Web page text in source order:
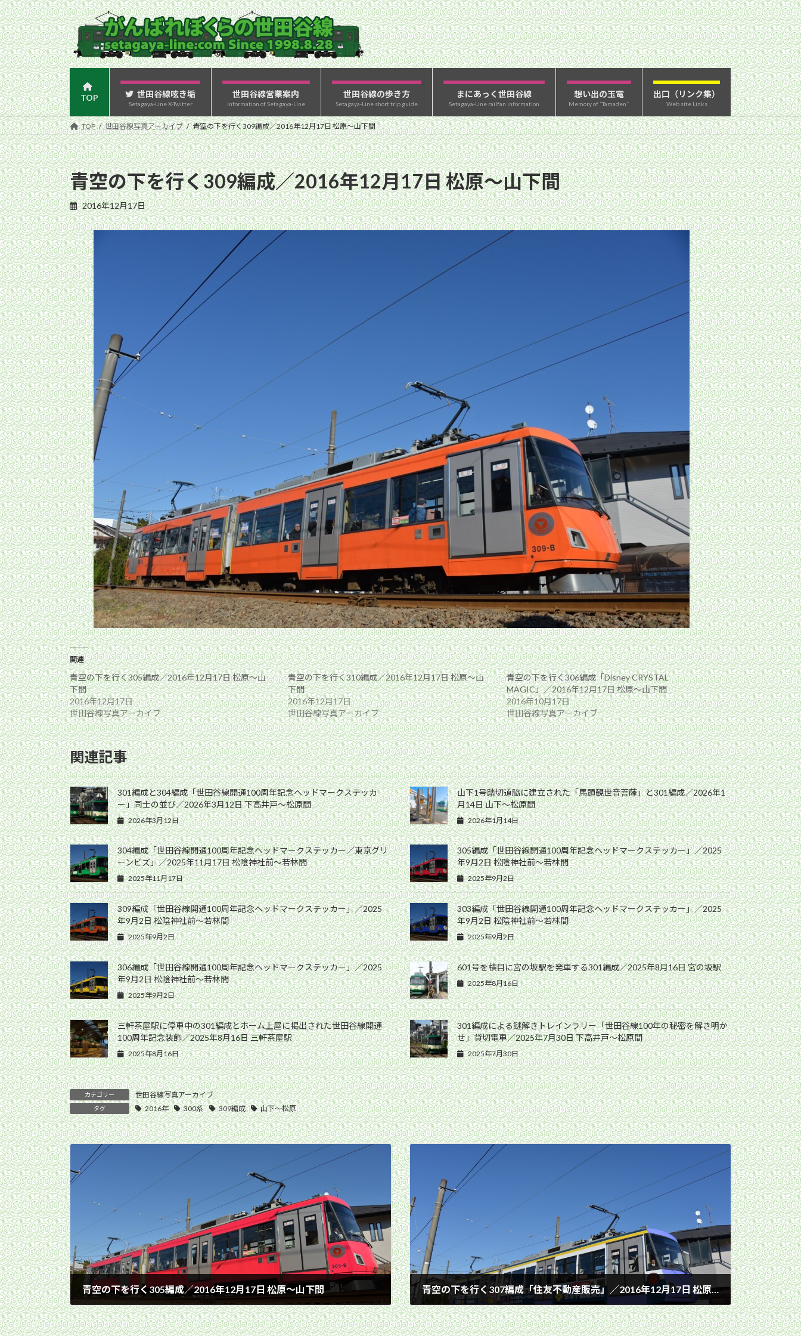
コ
ン
テ
ン
ツ
へ
ス
キ
ッ
プ
ナ
ビ
ゲ
ー
シ
ョ
ン
に
移
動
TOP 世田谷線呟き垢
Setagaya-Line X-Twitter
世田谷線営業案内
Information of Setagaya-Line
世田谷線の歩き方
Setagaya-Line short trip guide
まにあっく世田谷線
Setagaya-Line railfan information
想い出の玉電
Memory of “Tamaden”
出口（リンク集）
Web site Links
TOP 世田谷線写真アーカイブ 青空の下を行く309編成／2016年12月17日 松原〜山下間
青空の下を行く309編成／2016年12月17日 松原〜山下間
2016年12月17日
関連
青空の下を行く305編成／2016年12月17日 松原〜山
下間
2016年12月17日
世田谷線写真アーカイブ
青空の下を行く310編成／2016年12月17日 松原〜山
下間
2016年12月17日
世田谷線写真アーカイブ
青空の下を行く306編成「Disney CRYSTAL
MAGIC」／2016年12月17日 松原〜山下間
2016年10月17日
世田谷線写真アーカイブ
関連記事
301編成と304編成「世田谷線開通100周年記念ヘッドマークステッカ
ー」同士の並び／2026年3月12日 下高井戸〜松原間
2026年3月12日
山下1号踏切道脇に建立された「馬頭観世音菩薩」と301編成／2026年1
月14日 山下〜松原間
2026年1月14日
304編成「世田谷線開通100周年記念ヘッドマークステッカー／東京グリ
ーンビズ」／2025年11月17日 松陰神社前〜若林間
2025年11月17日
305編成「世田谷線開通100周年記念ヘッドマークステッカー」／2025
年9月2日 松陰神社前〜若林間
2025年9月2日
309編成「世田谷線開通100周年記念ヘッドマークステッカー」／2025
年9月2日 松陰神社前〜若林間
2025年9月2日
303編成「世田谷線開通100周年記念ヘッドマークステッカー」／2025
年9月2日 松陰神社前〜若林間
2025年9月2日
306編成「世田谷線開通100周年記念ヘッドマークステッカー」／2025
年9月2日 松陰神社前〜若林間
2025年9月2日
601号を横目に宮の坂駅を発車する301編成／2025年8月16日 宮の坂駅
2025年8月16日
三軒茶屋駅に停車中の301編成とホーム上屋に掲出された世田谷線開通
100周年記念装飾／2025年8月16日 三軒茶屋駅
2025年8月16日
301編成による謎解きトレインラリー「世田谷線100年の秘密を解き明か
せ」貸切電車／2025年7月30日 下高井戸〜松原間
2025年7月30日
カテゴリー 世田谷線写真アーカイブ
タグ 2016年 300系 309編成 山下〜松原
青空の下を行く305編成／2016年12月17日 松原〜山下間
2016年12月17日
青空の下を行く307編成「住友不動産販売」／2016年12月17日 松原〜山下間
2016年12月17日